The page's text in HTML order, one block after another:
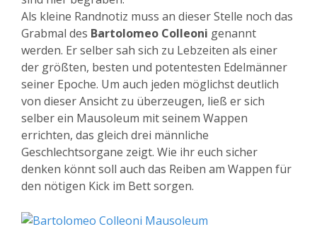
Als kleine Randnotiz muss an dieser Stelle noch das
Grabmal des Bartolomeo Colleoni genannt
werden. Er selber sah sich zu Lebzeiten als einer
der größten, besten und potentesten Edelmänner
seiner Epoche. Um auch jeden möglichst deutlich
von dieser Ansicht zu überzeugen, ließ er sich
selber ein Mausoleum mit seinem Wappen
errichten, das gleich drei männliche
Geschlechtsorgane zeigt. Wie ihr euch sicher
denken könnt soll auch das Reiben am Wappen für
den nötigen Kick im Bett sorgen.